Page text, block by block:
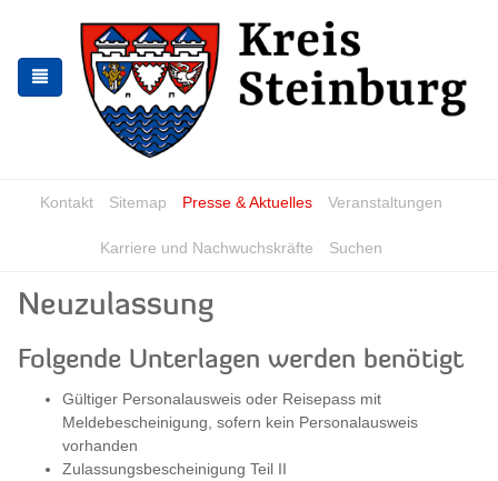
springen
springen
Kontakt Sitemap Presse & Aktuelles Veranstaltungen
Karriere und Nachwuchskräfte Suchen
Neuzulassung
Folgende Unterlagen werden benötigt
Gültiger Personalausweis oder Reisepass mit
Meldebescheinigung, sofern kein Personalausweis
vorhanden
Zulassungsbescheinigung Teil II